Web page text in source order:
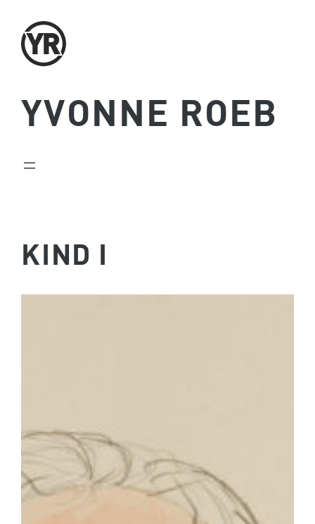
Inhalt
springen
YVONNE ROEB
KIND I